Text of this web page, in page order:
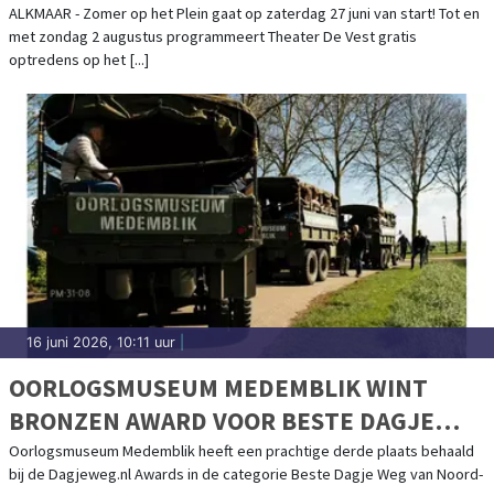
ALKMAAR - Zomer op het Plein gaat op zaterdag 27 juni van start! Tot en
met zondag 2 augustus programmeert Theater De Vest gratis
optredens op het [...]
16 juni 2026, 10:11 uur
OORLOGSMUSEUM MEDEMBLIK WINT
BRONZEN AWARD VOOR BESTE DAGJE
WEG VAN NOORD-HOLLAND!
Oorlogsmuseum Medemblik heeft een prachtige derde plaats behaald
bij de Dagjeweg.nl Awards in de categorie Beste Dagje Weg van Noord-